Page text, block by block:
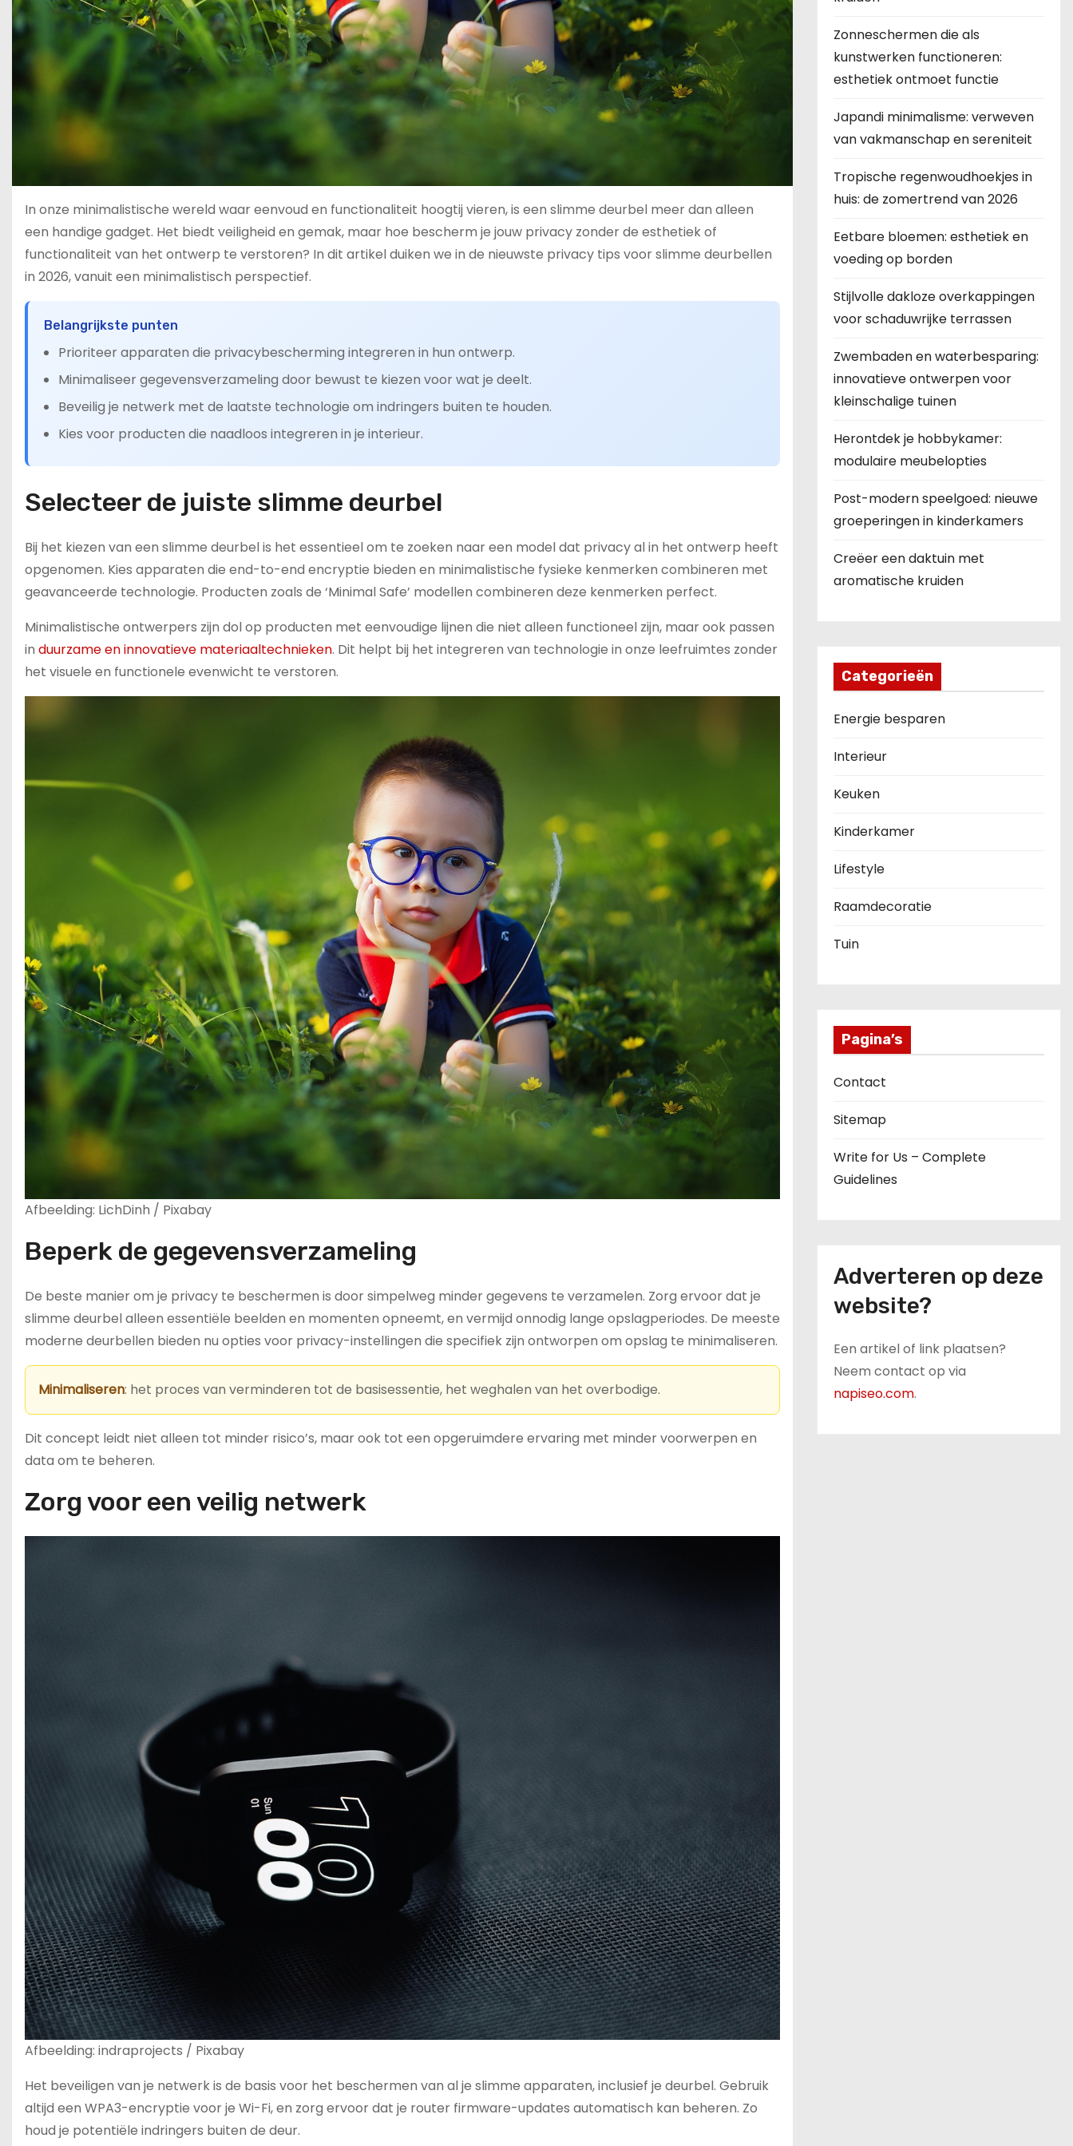
In onze minimalistische wereld waar eenvoud en functionaliteit hoogtij vieren, is een slimme deurbel meer dan alleen
een handige gadget. Het biedt veiligheid en gemak, maar hoe bescherm je jouw privacy zonder de esthetiek of
functionaliteit van het ontwerp te verstoren? In dit artikel duiken we in de nieuwste privacy tips voor slimme deurbellen
in 2026, vanuit een minimalistisch perspectief.
Belangrijkste punten
Prioriteer apparaten die privacybescherming integreren in hun ontwerp.
Minimaliseer gegevensverzameling door bewust te kiezen voor wat je deelt.
Beveilig je netwerk met de laatste technologie om indringers buiten te houden.
Kies voor producten die naadloos integreren in je interieur.
Selecteer de juiste slimme deurbel
Bij het kiezen van een slimme deurbel is het essentieel om te zoeken naar een model dat privacy al in het ontwerp heeft
opgenomen. Kies apparaten die end-to-end encryptie bieden en minimalistische fysieke kenmerken combineren met
geavanceerde technologie. Producten zoals de ‘Minimal Safe’ modellen combineren deze kenmerken perfect.
Minimalistische ontwerpers zijn dol op producten met eenvoudige lijnen die niet alleen functioneel zijn, maar ook passen
in duurzame en innovatieve materiaaltechnieken. Dit helpt bij het integreren van technologie in onze leefruimtes zonder
het visuele en functionele evenwicht te verstoren.
Afbeelding: LichDinh / Pixabay
Beperk de gegevensverzameling
De beste manier om je privacy te beschermen is door simpelweg minder gegevens te verzamelen. Zorg ervoor dat je
slimme deurbel alleen essentiële beelden en momenten opneemt, en vermijd onnodig lange opslagperiodes. De meeste
moderne deurbellen bieden nu opties voor privacy-instellingen die specifiek zijn ontworpen om opslag te minimaliseren.
Minimaliseren: het proces van verminderen tot de basisessentie, het weghalen van het overbodige.
Dit concept leidt niet alleen tot minder risico’s, maar ook tot een opgeruimdere ervaring met minder voorwerpen en
data om te beheren.
Zorg voor een veilig netwerk
Afbeelding: indraprojects / Pixabay
Het beveiligen van je netwerk is de basis voor het beschermen van al je slimme apparaten, inclusief je deurbel. Gebruik
altijd een WPA3-encryptie voor je Wi-Fi, en zorg ervoor dat je router firmware-updates automatisch kan beheren. Zo
houd je potentiële indringers buiten de deur.
Zonneschermen die als
kunstwerken functioneren:
esthetiek ontmoet functie
Japandi minimalisme: verweven
van vakmanschap en sereniteit
Tropische regenwoudhoekjes in
huis: de zomertrend van 2026
Eetbare bloemen: esthetiek en
voeding op borden
Stijlvolle dakloze overkappingen
voor schaduwrijke terrassen
Zwembaden en waterbesparing:
innovatieve ontwerpen voor
kleinschalige tuinen
Herontdek je hobbykamer:
modulaire meubelopties
Post-modern speelgoed: nieuwe
groeperingen in kinderkamers
Creëer een daktuin met
aromatische kruiden
Categorieën
Energie besparen
Interieur
Keuken
Kinderkamer
Lifestyle
Raamdecoratie
Tuin
Pagina’s
Contact
Sitemap
Write for Us – Complete
Guidelines
Adverteren op deze
website?
Een artikel of link plaatsen?
Neem contact op via
napiseo.com.